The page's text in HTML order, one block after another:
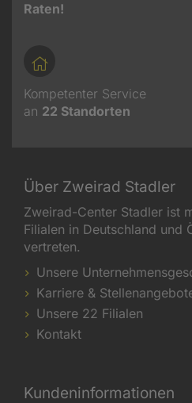
Raten!
Kompetenter Service
an 22 Standorten
Über Zweirad Stadler
Zweirad-Center Stadler ist
Filialen in Deutschland und
vertreten.
Unsere
Karriere &
Unsere 22 Filialen
Kontakt
Kundeninformationen